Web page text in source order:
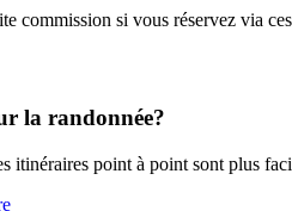
commission si vous réservez via
la randonnée?
itinéraires point à point sont plus